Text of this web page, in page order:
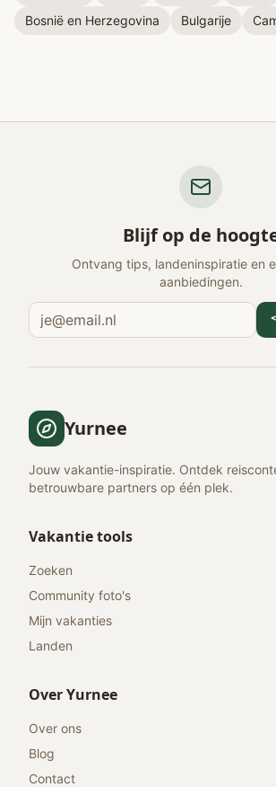
Bosnië en Herzegovina
Bulgarije
Blijf op de
Ontvang tips, landeninspiratie en
aanbiedingen.
Yurnee
Jouw vakantie-inspiratie. Ontdek
betrouwbare partners op één plek.
Vakantie tools
Zoeken
Community foto's
Mijn vakanties
Landen
Over Yurnee
Over ons
Blog
Contact